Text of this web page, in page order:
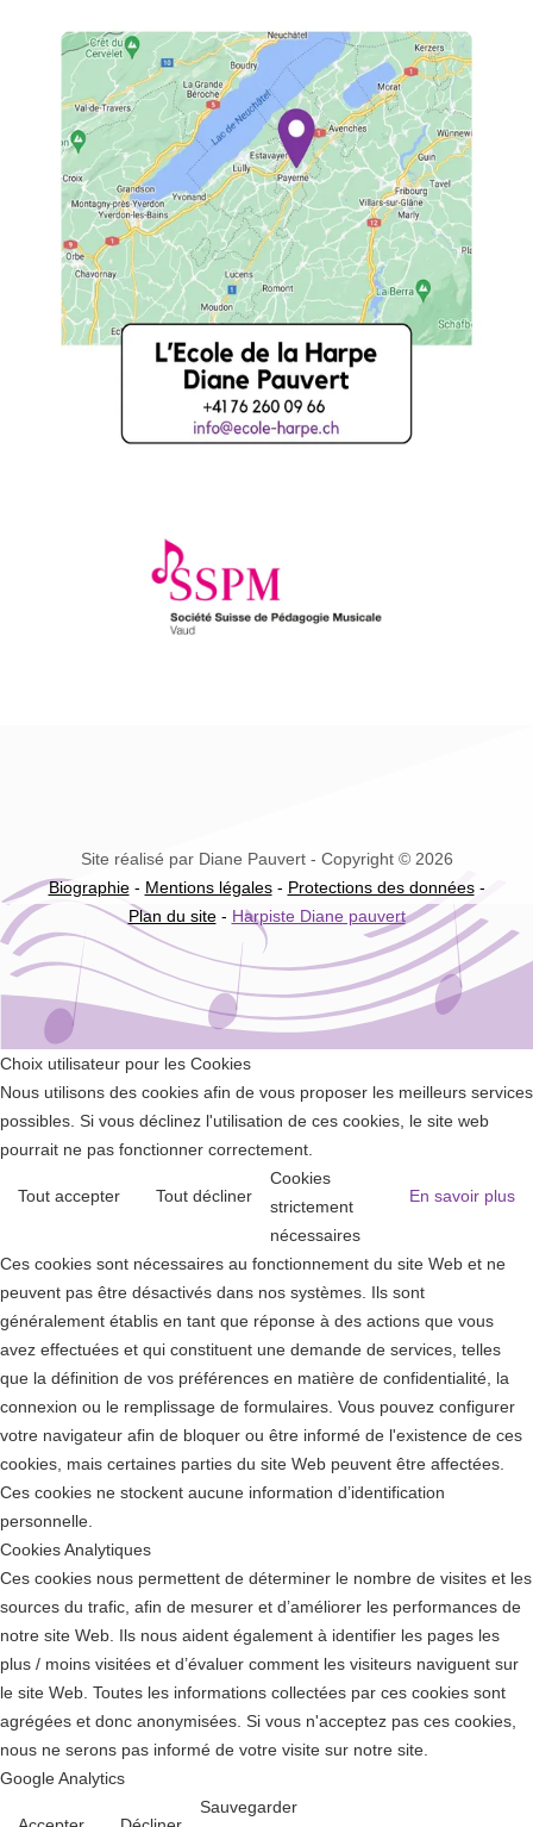
Site réalisé par Diane Pauvert - Copyright © 2026
Biographie- Mentions légales- Protections des données-
Plan du site- Harpiste Diane pauvert
Choix utilisateur pour les Cookies
Nous utilisons des cookies afin de vous proposer les meilleurs services
possibles. Si vous déclinez l'utilisation de ces cookies, le site web
pourrait ne pas fonctionner correctement.
Tout accepter Tout décliner En savoir plus
Cookies
strictement
nécessaires
Ces cookies sont nécessaires au fonctionnement du site Web et ne
peuvent pas être désactivés dans nos systèmes. Ils sont
généralement établis en tant que réponse à des actions que vous
avez effectuées et qui constituent une demande de services, telles
que la définition de vos préférences en matière de confidentialité, la
connexion ou le remplissage de formulaires. Vous pouvez configurer
votre navigateur afin de bloquer ou être informé de l'existence de ces
cookies, mais certaines parties du site Web peuvent être affectées.
Ces cookies ne stockent aucune information d’identification
personnelle.
Cookies Analytiques
Ces cookies nous permettent de déterminer le nombre de visites et les
sources du trafic, afin de mesurer et d’améliorer les performances de
notre site Web. Ils nous aident également à identifier les pages les
plus / moins visitées et d’évaluer comment les visiteurs naviguent sur
le site Web. Toutes les informations collectées par ces cookies sont
agrégées et donc anonymisées. Si vous n'acceptez pas ces cookies,
nous ne serons pas informé de votre visite sur notre site.
Google Analytics
Sauvegarder